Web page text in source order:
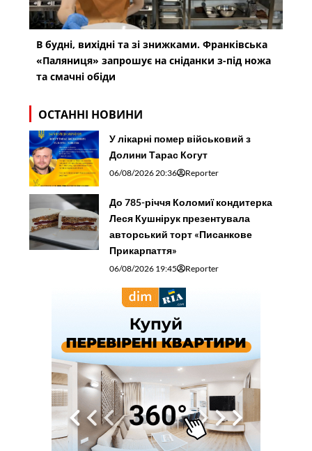
В будні, вихідні та зі знижками. Франківська
«Паляниця» запрошує на сніданки з-під ножа
та смачні обіди
ОСТАННІ НОВИНИ
У лікарні помер військовий з
Долини Тарас Когут
06/08/2026 20:36 Reporter
До 785-річчя Коломиї кондитерка
Леся Кушнірук презентувала
авторський торт «Писанкове
Прикарпаття»
06/08/2026 19:45 Reporter